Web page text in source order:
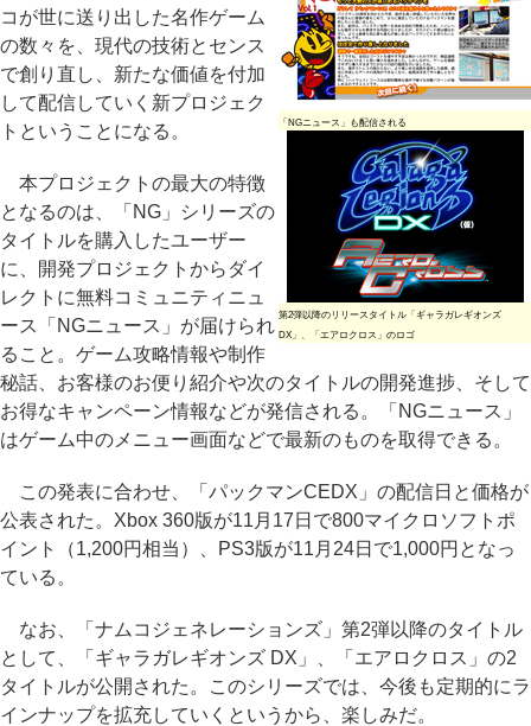
「NGニュース」も配信される
第2弾以降のリリースタイトル「ギャラガレギオンズ
DX」、「エアロクロス」のロゴ
コが世に送り出した名作ゲーム
の数々を、現代の技術とセンス
で創り直し、新たな価値を付加
して配信していく新プロジェク
トということになる。
本プロジェクトの最大の特徴
となるのは、「NG」シリーズの
タイトルを購入したユーザー
に、開発プロジェクトからダイ
レクトに無料コミュニティニュ
ース「NGニュース」が届けられ
ること。ゲーム攻略情報や制作
秘話、お客様のお便り紹介や次のタイトルの開発進捗、そして
お得なキャンペーン情報などが発信される。「NGニュース」
はゲーム中のメニュー画面などで最新のものを取得できる。
この発表に合わせ、「パックマンCEDX」の配信日と価格が
公表された。Xbox 360版が11月17日で800マイクロソフトポ
イント（1,200円相当）、PS3版が11月24日で1,000円となっ
ている。
なお、「ナムコジェネレーションズ」第2弾以降のタイトル
として、「ギャラガレギオンズ DX」、「エアロクロス」の2
タイトルが公開された。このシリーズでは、今後も定期的にラ
インナップを拡充していくというから、楽しみだ。